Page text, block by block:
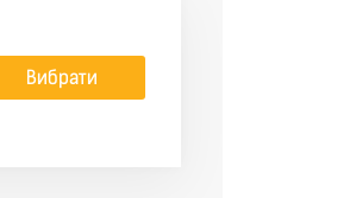
Вибрати